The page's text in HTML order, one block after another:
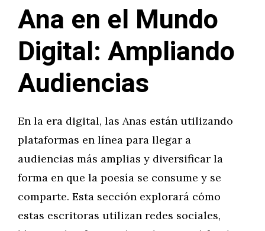
Ana en el Mundo
Digital: Ampliando
Audiencias
En la era digital, las Anas están utilizando
plataformas en línea para llegar a
audiencias más amplias y diversificar la
forma en que la poesía se consume y se
comparte. Esta sección explorará cómo
estas escritoras utilizan redes sociales,